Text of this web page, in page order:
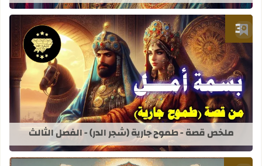
أضف إلى العلامات المرجعية
قراءة المزيد عن ملخص قصة - طموح
ملخص قصة - طموح جارية (شجر الدر) - الفصل الثالث